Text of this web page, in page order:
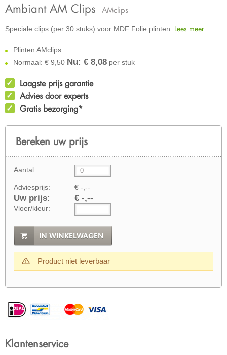
Ambiant AM Clips AMclips
Speciale clips (per 30 stuks) voor MDF Folie plinten. Lees meer
Plinten AMclips
Normaal: € 9,50 Nu: € 8,08 per stuk
Laagste prijs garantie
Advies door experts
Gratis bezorging*
Bereken uw prijs
Aantal
Adviesprijs: € -,--
Uw prijs: € -,--
Vloer/kleur:
IN WINKELWAGEN
Product niet leverbaar
Klantenservice